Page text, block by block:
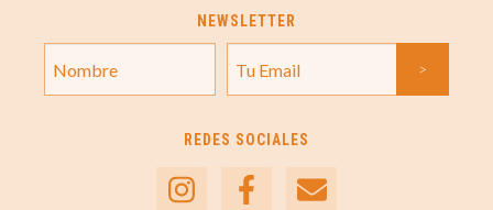
NEWSLETTER
REDES SOCIALES